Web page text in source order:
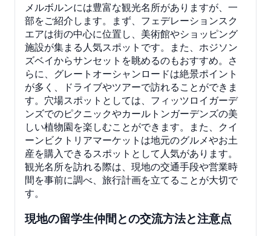
メルボルンには豊富な観光名所がありますが、一
部をご紹介します。まず、フェデレーションスク
エアは街の中心に位置し、美術館やショッピング
施設が集まる人気スポットです。また、ホジソン
ズベイからサンセットを眺めるのもおすすめ。さ
らに、グレートオーシャンロードは絶景ポイント
が多く、ドライブやツアーで訪れることができま
す。穴場スポットとしては、フィッツロイガーデ
ンズでのピクニックやカールトンガーデンズの美
しい植物園を楽しむことができます。また、クイ
ーンビクトリアマーケットは地元のグルメやお土
産を購入できるスポットとして人気があります。
観光名所を訪れる際は、現地の交通手段や営業時
間を事前に調べ、旅行計画を立てることが大切で
す。
現地の留学生仲間との交流方法と注意点